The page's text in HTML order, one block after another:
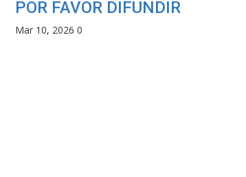
POR FAVOR DIFUNDIR
Mar 10, 2026 0